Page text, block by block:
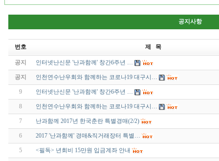
공지사항
번호 제 목
공지 인터넷난신문 '난과함께' 창간6주년 …
공지 인천연수난우회와 함께하는 코로나19 대구시…
9 인터넷난신문 '난과함께' 창간6주년 …
8 인천연수난우회와 함께하는 코로나19 대구시…
7 난과함께 2017년 한국춘란 특별경매(2/2)
6 2017 '난과함께' 경매&직거래장터 특별…
5 <필독> 년회비 15만원 입금계좌 안내